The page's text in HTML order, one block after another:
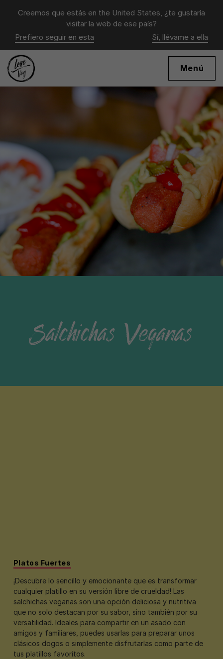
Creemos que estás en the United States, ¿te gustaría
visitar la web de ese país?
Prefiero seguir en esta
Sí, llévame a ella
Menú
Salchichas Veganas
Platos Fuertes
¡Descubre lo sencillo y emocionante que es transformar
cualquier platillo en su versión libre de crueldad! Las
salchichas veganas son una opción deliciosa y nutritiva
que no solo destacan por su sabor, sino también por su
versatilidad. Ideales para compartir en un asado con
amigos y familiares, puedes usarlas para preparar unos
clásicos dogos o simplemente disfrutarlas como parte de
tus platillos favoritos.